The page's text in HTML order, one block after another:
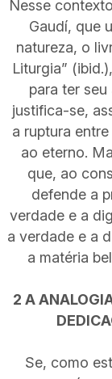
Nesse
Gaudí, que
natureza, o
Liturgia”
para ter
justifica-se,
a ruptura
ao eterno.
que, ao
defende a
verdade e a
a verdade e a
a matéria
2 A
Se, como